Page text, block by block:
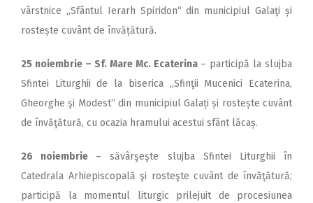
vârstnice „Sfântul Ierarh Spiridon“ din municipiul Galaţi și
rostește cuvânt de învățătură.
25 noiembrie – Sf. Mare Mc. Ecaterina – participă la slujba
Sfintei Liturghii de la biserica „Sfinţii Mucenici Ecaterina,
Gheorghe şi Modest“ din municipiul Galați și rostește cuvânt
de învăţătură, cu ocazia hramului acestui sfânt lăcaș.
26 noiembrie – săvârşeşte slujba Sfintei Liturghii în
Catedrala Arhiepiscopală şi rosteşte cuvânt de învăţătură;
participă la momentul liturgic prilejuit de procesiunea